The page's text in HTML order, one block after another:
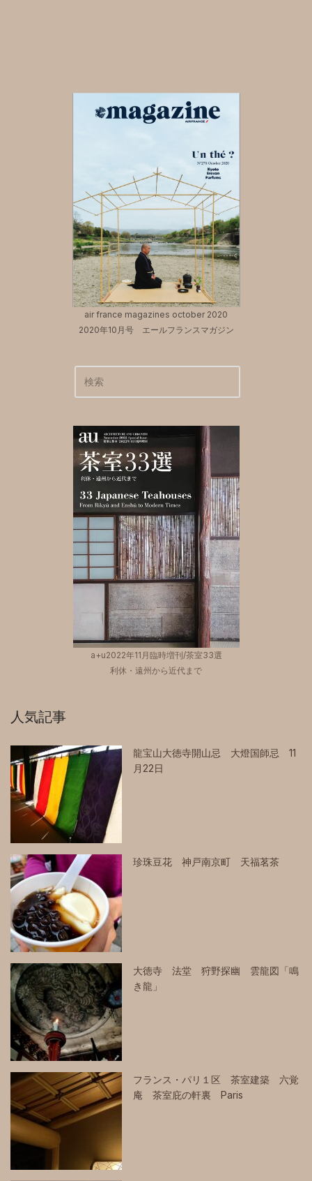
air france magazines october 2020
2020年10月号 エールフランスマガジン
a+u2022年11月臨時増刊/茶室33選
利休・遠州から近代まで
人気記事
龍宝山大徳寺開山忌 大燈国師忌 11
月22日
珍珠豆花 神戸南京町 天福茗茶
大徳寺 法堂 狩野探幽 雲龍図「鳴
き龍」
フランス・パリ１区 茶室建築 六覚
庵 茶室庇の軒裏 Paris